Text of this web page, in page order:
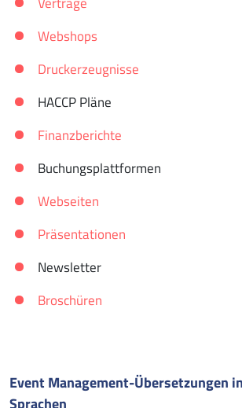
Webshops
Druckerzeugnisse
HACCP Pläne
Finanzberichte
Buchungsplattformen
Webseiten
Präsentationen
Newsletter
Broschüren
Event Management-Übersetzungen
Sprachen